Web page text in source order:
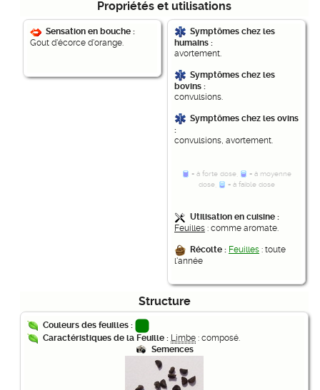
Propriétés et utilisations
Sensation en bouche :
Gout d'écorce d'orange.
Symptômes chez les
humains :
avortement.
Symptômes chez les
bovins :
convulsions.
Symptômes chez les ovins
:
convulsions, avortement.
= à forte dose,
= à moyenne
dose,
= à faible dose
Utilisation en cuisine :
Feuilles : comme aromate.
Récolte : Feuilles : toute
l'année
Structure
Couleurs des feuilles :
Caractéristiques de la Feuille : Limbe : composé.
Semences